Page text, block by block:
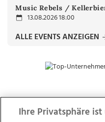
Music Rebels /
13.08.2026 18:00
ALLE EVENTS ANZEIGEN
ZUR
Ihre Privatsphäre